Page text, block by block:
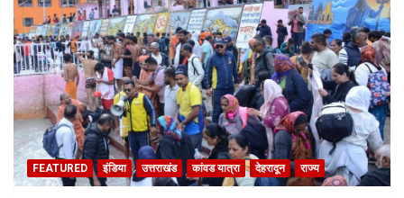
FEATURED इंडिया उत्तराखंड कांवड यात्रा देहरादून राज्य